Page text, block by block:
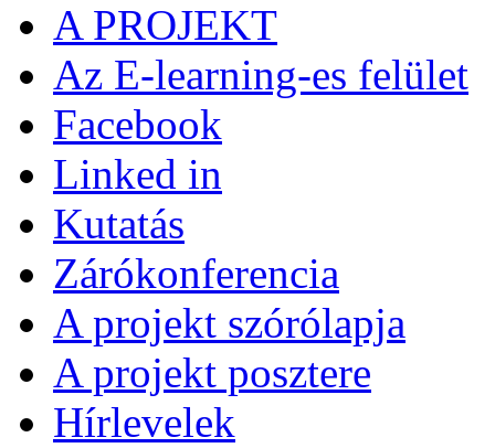
A PROJEKT
Az E-learning-es felület
Facebook
Linked in
Kutatás
Zárókonferencia
A projekt szórólapja
A projekt posztere
Hírlevelek